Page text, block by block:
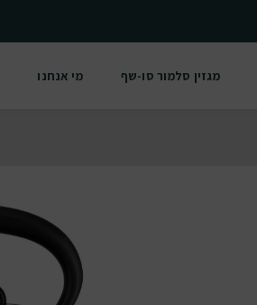
מגזין סלמור סו-שף מי אנחנו